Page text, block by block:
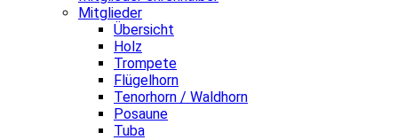
Mitglieder
Übersicht
Holz
Trompete
Flügelhorn
Tenorhorn / Waldhorn
Posaune
Tuba